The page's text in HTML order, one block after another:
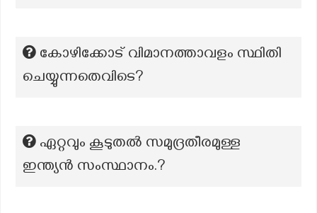
കോഴിക്കോട് വിമാനത്താവളം സ്ഥിതി
ചെയ്യുന്നതെവിടെ?
ഏറ്റവും കൂടുതൽ സമുദ്രതീരമുള്ള
ഇന്ത്യൻ സംസ്ഥാനം.?